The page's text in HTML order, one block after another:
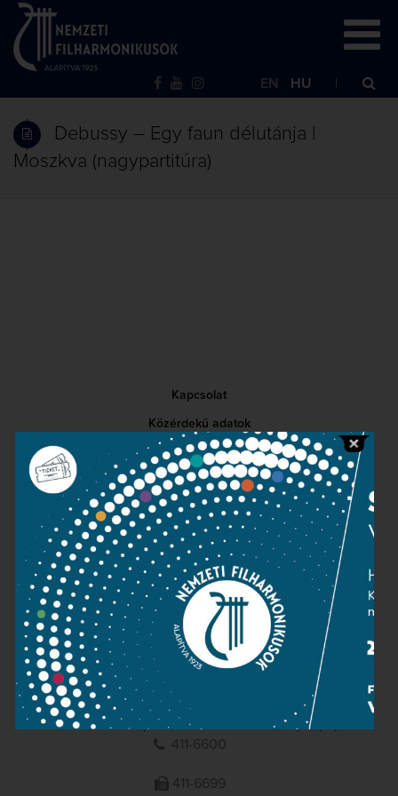
EN HU
Debussy – Egy faun délutánja |
Moszkva (nagypartitúra)
Kapcsolat
Közérdekű adatok
Sajtószoba
Adatvédelem
Impresszum
NEMZETI
FILHARMONIKUSOK
1095 Budapest, Komor Marcell u. 1. (Müpa)
411-6600
411-6699